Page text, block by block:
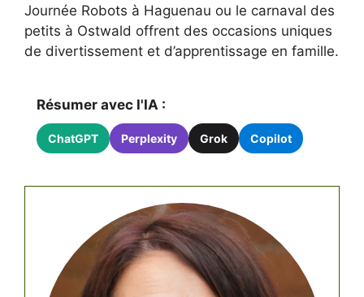
Journée Robots à Haguenau ou le carnaval des
petits à Ostwald offrent des occasions uniques
de divertissement et d’apprentissage en famille.
Résumer avec l'IA :
ChatGPT Perplexity Grok Copilot